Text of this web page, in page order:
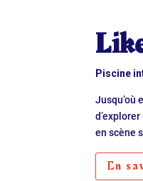
Piscine
Jusqu’où
en scène
En